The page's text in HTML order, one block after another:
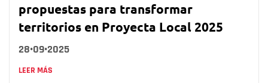
propuestas para transformar
territorios en Proyecta Local 2025
28•09•2025
LEER MÁS